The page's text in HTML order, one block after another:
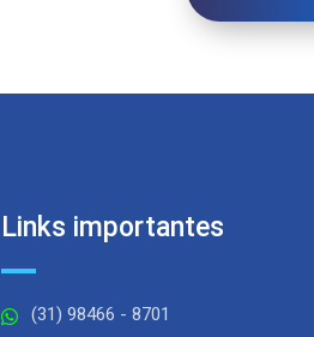
Links importantes
(31) 98466 - 8701